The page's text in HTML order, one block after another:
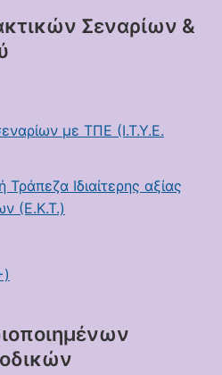
Σεναρίων &
με ΤΠΕ (Ι.Τ.Υ.Ε.
Ιδιαίτερης αξίας
(Ε.Κ.Τ.)